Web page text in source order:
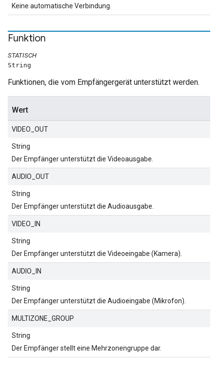
Keine automatische Verbindung.
Funktion
STATISCH
String
Funktionen, die vom Empfängergerät unterstützt werden.
Wert
VIDEO_OUT
String
Der Empfänger unterstützt die Videoausgabe.
AUDIO_OUT
String
Der Empfänger unterstützt die Audioausgabe.
VIDEO_IN
String
Der Empfänger unterstützt die Videoeingabe (Kamera).
AUDIO_IN
String
Der Empfänger unterstützt die Audioeingabe (Mikrofon).
MULTIZONE_GROUP
String
Der Empfänger stellt eine Mehrzonengruppe dar.